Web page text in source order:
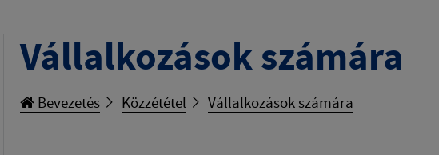
Vállalkozások számára
Bevezetés Közzététel Vállalkozások számára